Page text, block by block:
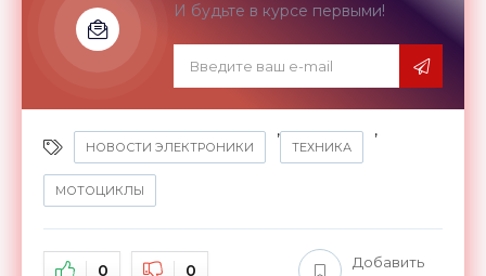
И будьте в курсе первыми!
НОВОСТИ ЭЛЕКТРОНИКИ
,
ТЕХНИКА
,
МОТОЦИКЛЫ
0 0
Добавить